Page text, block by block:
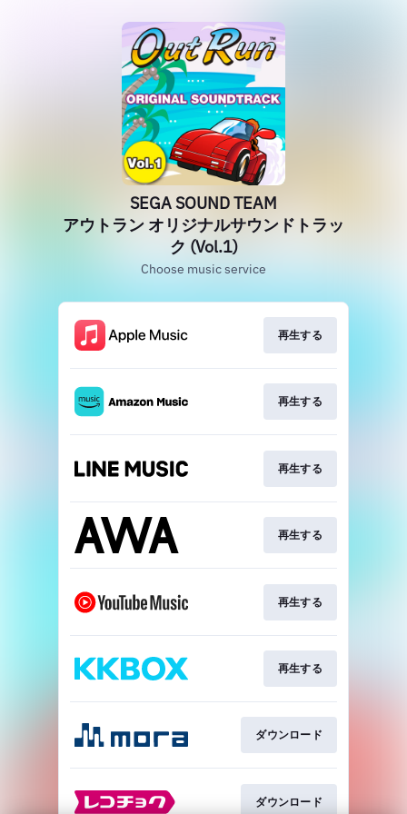
SEGA SOUND TEAM
アウトラン オリジナルサウンドトラッ
ク (Vol.1)
Choose music service
再生する
再生する
再生する
再生する
再生する
再生する
ダウンロード
ダウンロード